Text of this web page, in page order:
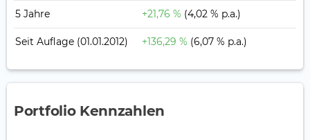
5 Jahre +21,76 % (4,02 % p.a.)
Seit Auflage (01.01.2012) +136,29 % (6,07 % p.a.)
Portfolio Kennzahlen